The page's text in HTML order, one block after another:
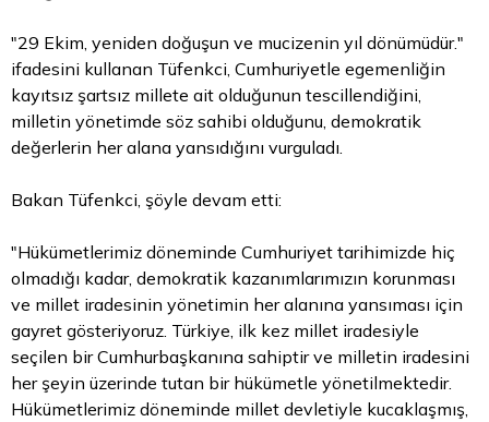
"29 Ekim, yeniden doğuşun ve mucizenin yıl dönümüdür."
ifadesini kullanan Tüfenkci, Cumhuriyetle egemenliğin
kayıtsız şartsız millete ait olduğunun tescillendiğini,
milletin yönetimde söz sahibi olduğunu, demokratik
değerlerin her alana yansıdığını vurguladı.
Bakan Tüfenkci, şöyle devam etti:
"Hükümetlerimiz döneminde Cumhuriyet tarihimizde hiç
olmadığı kadar, demokratik kazanımlarımızın korunması
ve millet iradesinin yönetimin her alanına yansıması için
gayret gösteriyoruz. Türkiye, ilk kez millet iradesiyle
seçilen bir Cumhurbaşkanına sahiptir ve milletin iradesini
her şeyin üzerinde tutan bir hükümetle yönetilmektedir.
Hükümetlerimiz döneminde millet devletiyle kucaklaşmış,